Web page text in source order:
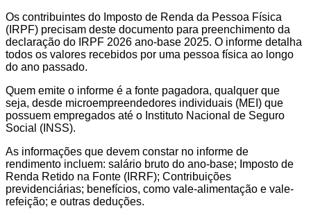
Os contribuintes do Imposto de Renda da Pessoa Física
(IRPF) precisam deste documento para preenchimento da
declaração do IRPF 2026 ano-base 2025. O informe detalha
todos os valores recebidos por uma pessoa física ao longo
do ano passado.
Quem emite o informe é a fonte pagadora, qualquer que
seja, desde microempreendedores individuais (MEI) que
possuem empregados até o Instituto Nacional de Seguro
Social (INSS).
As informações que devem constar no informe de
rendimento incluem: salário bruto do ano-base; Imposto de
Renda Retido na Fonte (IRRF); Contribuições
previdenciárias; benefícios, como vale-alimentação e vale-
refeição; e outras deduções.